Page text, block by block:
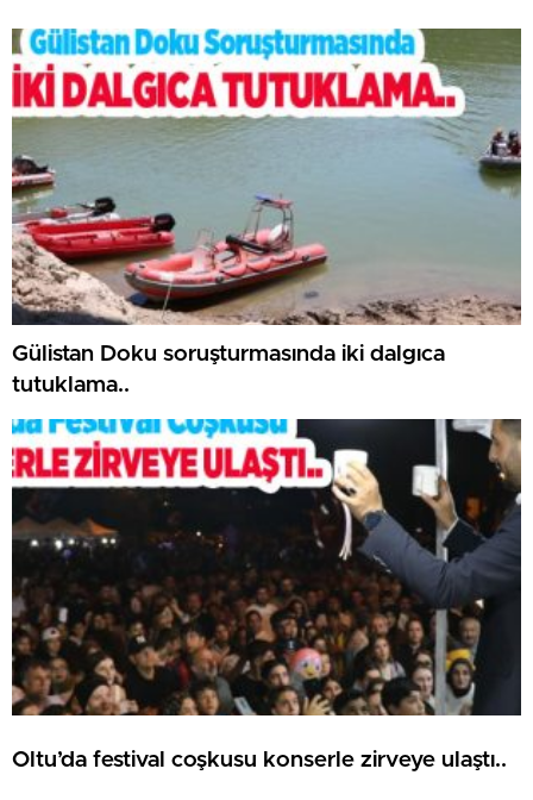
Gülistan Doku soruşturmasında iki dalgıca
tutuklama..
Oltu’da festival coşkusu konserle zirveye ulaştı..